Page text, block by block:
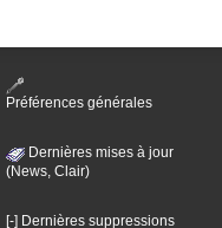
Préférences générales
Dernières mises à jour
(News, Clair)
[-] Dernières suppressions